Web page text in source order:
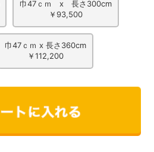
巾47ｃｍ x 長さ300cm
￥93,500
巾47ｃｍ x 長さ360cm
￥112,200